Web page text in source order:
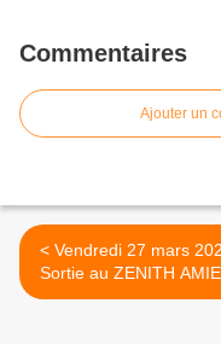
Commentaires
Ajouter un
< Vendredi 27 mars 2026 :
Sortie au ZENITH
"STARS 80